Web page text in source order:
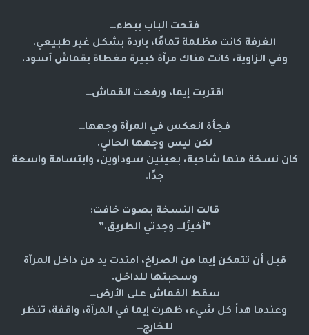
فتحت الباب ببطء…
الغرفة كانت مظلمة تمامًا، باردة بشكل غير طبيعي.
وفي الزاوية، كانت هناك مرآة كبيرة مغطاة بقماش أسود.
اقتربت إيما، ورفعت القماش…
فجأة انعكس في المرآة وجهها…
لكن ليس وجهها الحالي.
كان نسخة منها شاحبة، بعينين سوداوين، وابتسامة واسعة
جدًا.
قالت النسخة بصوت خافت:
“أخيرًا… وجدتي الطريق.”
قبل أن تتمكن إيما من الصراخ، امتدت يد من داخل المرآة
وسحبتها للداخل.
سقط القماش على الأرض…
وعندما هدأ كل شيء، ظهرت إيما في المرآة، واقفة، تنظر
للخارج…